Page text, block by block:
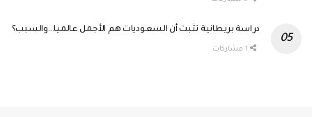
دراسة بريطانية تثبت أن السعوديات هم الأجمل عالميا…والسبب؟